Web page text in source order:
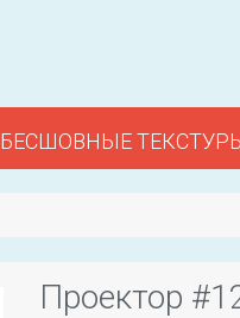
БЕСШОВНЫЕ
Проектор